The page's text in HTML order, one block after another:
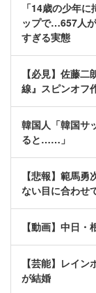
「14歳の少年
ップで…657人
すぎる実態
【必見】佐藤
線』スピンオフ
韓国人「韓国サ
ると……」
【悲報】範馬
ない目に合わせ
【動画】中日
【芸能】レイ
が結婚